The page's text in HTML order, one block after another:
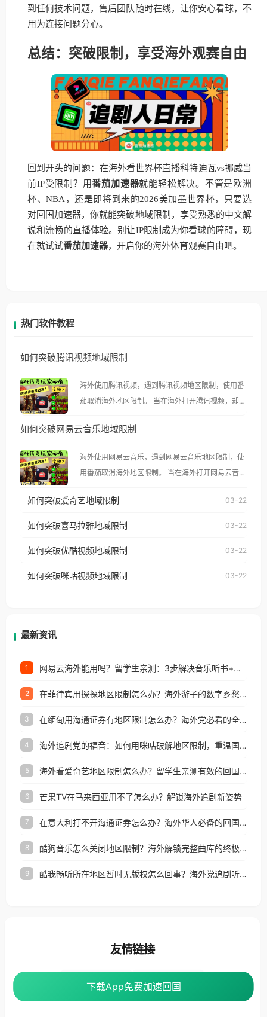
到任何技术问题，售后团队随时在线，让你安心看球，不
用为连接问题分心。
总结：突破限制，享受海外观赛自由
回到开头的问题：在海外看世界杯直播科特迪瓦vs挪威当
前IP受限制？用番茄加速器就能轻松解决。不管是欧洲
杯、NBA，还是即将到来的2026美加墨世界杯，只要选
对回国加速器，你就能突破地域限制，享受熟悉的中文解
说和流畅的直播体验。别让IP限制成为你看球的障碍，现
在就试试番茄加速器，开启你的海外体育观赛自由吧。
热门软件教程
如何突破腾讯视频地域限制
海外使用腾讯视频，遇到腾讯视频地区限制，使用番
茄取消海外地区限制。 当在海外打开腾讯视频，却突
示语。 海外用户如香港、澳门、台湾、美国、加拿
像其他音乐平台一样，出现地区及版权限制问题，且
仅能在中国大陆地区播放。 遇到这个问题的朋友们，
使用番茄回国加速器，即可解决「海外用户收听腾讯
台湾、美国、加拿大、澳大利亚、欧洲等国家和地区
权限制所困扰。
如何突破网易云音乐地域限制
海外使用网易云音乐，遇到网易云音乐地区限制，使
用番茄取消海外地区限制。 当在海外打开网易云音
播放”的提示语。 海外用户如香港、澳门、台湾、美
国、加拿大、澳大利亚、欧洲等国家和地区时，网易
制问题，且仅能在中国大陆地区播放。 遇到这个问题
户收听网易云音乐地区版权限制」的问题，无论人在
如何突破爱奇艺地域限制 03-22
如何突破喜马拉雅地域限制 03-22
如何突破优酷视频地域限制 03-22
如何突破咪咕视频地域限制 03-22
最新资讯
1 网易云海外能用吗？留学生亲测：3步解决音乐听书+银行视频地区限制
2 在菲律宾用探探地区限制怎么办？海外游子的数字乡愁与破局之道
3 在缅甸用海通证券有地区限制怎么办？海外党必看的全场景回国加速指南
4 海外追剧党的福音：如何用咪咕破解地区限制，重温国内精彩
5 海外看爱奇艺地区限制怎么办？留学生亲测有效的回国加速器选择指南
6 芒果TV在马来西亚用不了怎么办？解锁海外追剧新姿势
7 在意大利打不开海通证券怎么办？海外华人必备的回国加速指南（附2026世界杯观赛秘籍）
8 酷狗音乐怎么关闭地区限制？海外解锁完整曲库的终极指南
9 酷我畅听所在地区暂时无版权怎么回事？海外党追剧听歌的破局指南
下载App免费加速回国
下载App免费加速回国
友情链接